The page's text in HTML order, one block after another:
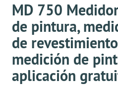
MD 750
de pintura,
de
medición de
aplicación